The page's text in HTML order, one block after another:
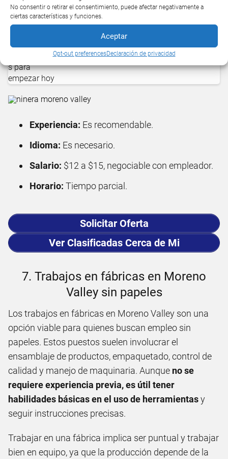
No consentir o retirar el consentimiento, puede afectar negativamente a
ciertas características y funciones.
Aceptar
Opt-out preferencesDeclaración de privacidad
Te puede interesar
Oportunidades para empezar hoy
Experiencia: Es recomendable.
Idioma: Es necesario.
Salario: $12 a $15, negociable con empleador.
Horario: Tiempo parcial.
Solicitar Oferta
Ver Clasificadas Cerca de Mi
7. Trabajos en fábricas en Moreno
Valley sin papeles
Los trabajos en fábricas en Moreno Valley son una
opción viable para quienes buscan empleo sin
papeles. Estos puestos suelen involucrar el
ensamblaje de productos, empaquetado, control de
calidad y manejo de maquinaria. Aunque no se
requiere experiencia previa, es útil tener
habilidades básicas en el uso de herramientasy
seguir instrucciones precisas.
Trabajar en una fábrica implica ser puntual y trabajar
bien en equipo, ya que la producción depende de la